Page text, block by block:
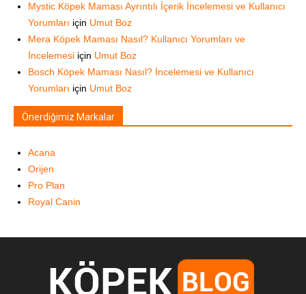
Mystic Köpek Maması Ayrıntılı İçerik İncelemesi ve Kullanıcı
Yorumları için Umut Boz
Mera Köpek Maması Nasıl? Kullanıcı Yorumları ve
İncelemesi için Umut Boz
Bosch Köpek Maması Nasıl? İncelemesi ve Kullanıcı
Yorumları için Umut Boz
Önerdiğimiz Markalar
Acana
Orijen
Pro Plan
Royal Canin